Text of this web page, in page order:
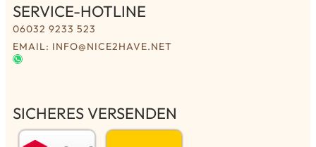
SERVICE-HOTLINE
06032 9233 523
EMAIL: INFO@NICE2HAVE.NET
SICHERES VERSENDEN